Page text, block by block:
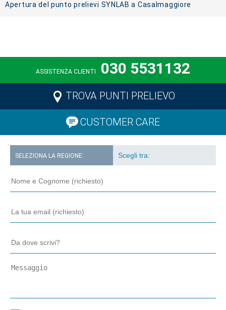
Apertura del punto prelievi SYNLAB a Casalmaggiore
ASSISTENZA CLIENTI 030 5531132
TROVA PUNTI PRELIEVO
CUSTOMER CARE
SELEZIONA LA REGIONE: